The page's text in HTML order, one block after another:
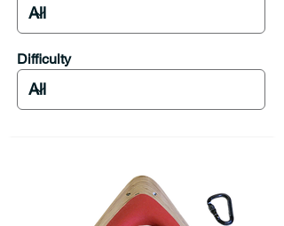
Difficulty